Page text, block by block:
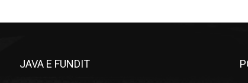
JAVA E FUNDIT